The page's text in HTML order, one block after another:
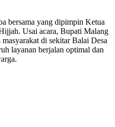
bersama yang dipimpin Ketua
Usai acara, Bupati Malang
di sekitar Balai Desa
layanan berjalan optimal dan